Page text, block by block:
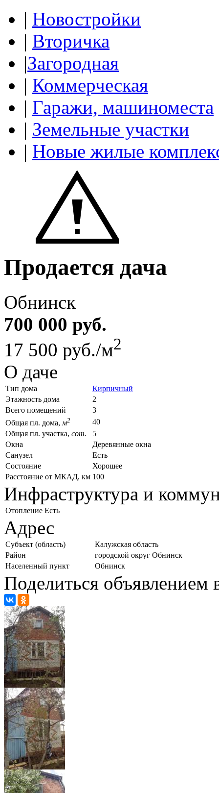
| Новостройки
| Вторичка
|Загородная
| Коммерческая
| Гаражи, машиноместа
| Земельные участки
| Новые жилые
Продается дача
Обнинск
700 000 руб.
17 500 руб./м2
О даче
Тип дома
Кирпичный
Этажность дома
2
Всего помещений
3
Общая пл. дома, м2
40
Общая пл. участка, сот.
5
Окна
Деревянные окна
Санузел
Есть
Состояние
Хорошее
Расстояние от МКАД, км 100
Инфраструктура и
Отопление Есть
Адрес
Субъект (область)
Калужская область
Район
городской округ Обнинск
Населенный пункт
Обнинск
Поделиться объявлением